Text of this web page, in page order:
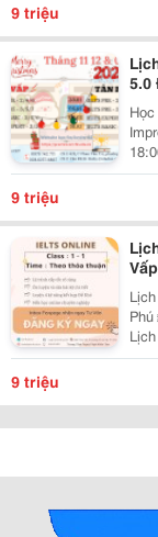
9 triệu
5.0
Học
Improver
18:00 Đến
Basic Tối 3 5
9 triệu
Phú ≫≫≫Nhóm Lớp 3 Tháng/ Đóng Tiền Hp Theo Khóa +
Lớp
9 triệu